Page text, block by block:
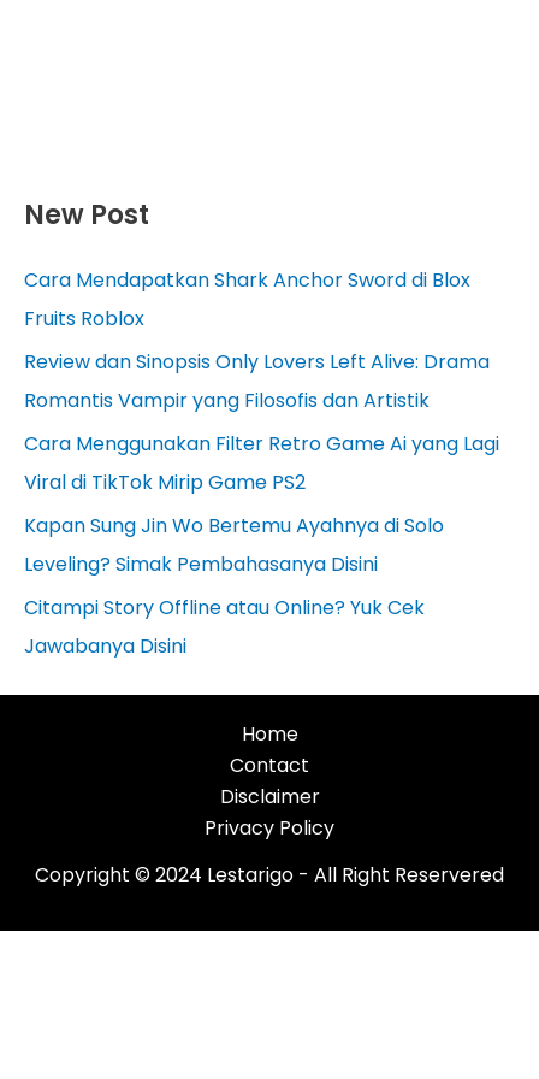
New Post
Cara Mendapatkan Shark Anchor Sword di Blox
Fruits Roblox
Review dan Sinopsis Only Lovers Left Alive: Drama
Romantis Vampir yang Filosofis dan Artistik
Cara Menggunakan Filter Retro Game Ai yang Lagi
Viral di TikTok Mirip Game PS2
Kapan Sung Jin Wo Bertemu Ayahnya di Solo
Leveling? Simak Pembahasanya Disini
Citampi Story Offline atau Online? Yuk Cek
Jawabanya Disini
Home
Contact
Disclaimer
Privacy Policy
Copyright © 2024 Lestarigo - All Right Reservered